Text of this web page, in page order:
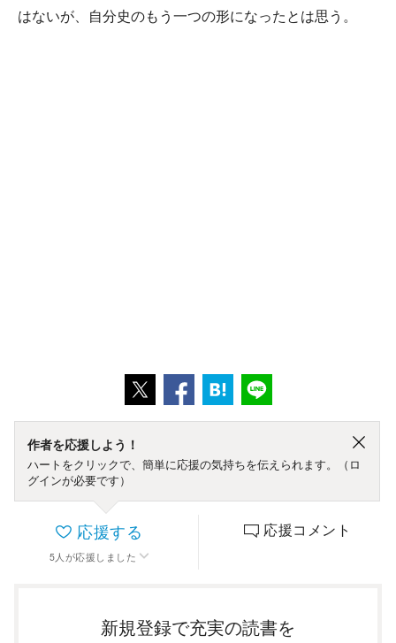
はないが、自分史のもう一つの形になったとは思う。
作者を応援しよう！
ハートをクリックで、簡単に応援の気持ちを伝えられます。（ロ
グインが必要です）
応援する
5 人 が応援しました
応援コメント
新規登録で充実の読書を